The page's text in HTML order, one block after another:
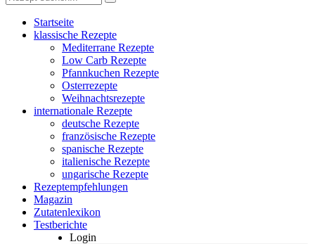
Startseite
klassische Rezepte
Mediterrane Rezepte
Low Carb Rezepte
Pfannkuchen Rezepte
Osterrezepte
Weihnachtsrezepte
internationale Rezepte
deutsche Rezepte
französische Rezepte
spanische Rezepte
italienische Rezepte
ungarische Rezepte
Rezeptempfehlungen
Magazin
Zutatenlexikon
Testberichte
Login